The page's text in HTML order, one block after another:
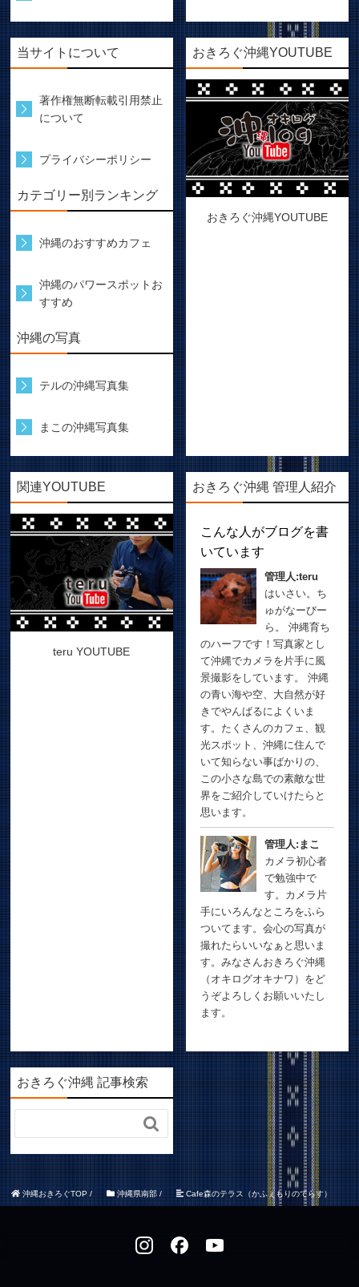
当サイトについて
著作権無断転載引用禁止
について
プライバシーポリシー
カテゴリー別ランキング
沖縄のおすすめカフェ
沖縄のパワースポットお
すすめ
沖縄の写真
テルの沖縄写真集
まこの沖縄写真集
おきろぐ沖縄YOUTUBE
おきろぐ沖縄YOUTUBE
関連YOUTUBE
teru YOUTUBE
おきろぐ沖縄 管理人紹介
こんな人がブログを書
いています
管理人:teru
はいさい。ち
ゅがなーびー
ら。 沖縄育ち
のハーフです！写真家とし
て沖縄でカメラを片手に風
景撮影をしています。 沖縄
の青い海や空、大自然が好
きでやんばるによくいま
す。たくさんのカフェ、観
光スポット、沖縄に住んで
いて知らない事ばかりの、
この小さな島での素敵な世
界をご紹介していけたらと
思います。
管理人:まこ
カメラ初心者
で勉強中で
す。カメラ片
手にいろんなところをふら
ついてます。会心の写真が
撮れたらいいなぁと思いま
す。みなさんおきろぐ沖縄
（オキログオキナワ）をど
うぞよろしくお願いいたし
ます。
おきろぐ沖縄 記事検索

沖縄おきろぐTOP/ 沖縄県南部/ Cafe森のテラス（かふぇもりのてらす）